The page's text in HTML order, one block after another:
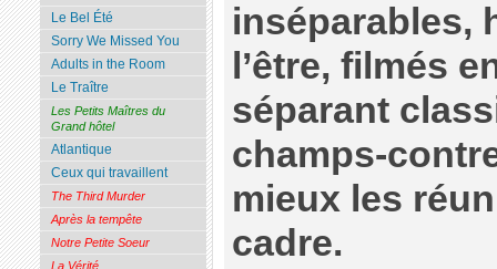
inséparables,
l’être, filmés
séparant
champs-
mieux les
cadre.
Le Bel Été
Sorry We Missed You
Adults in the Room
Le Traître
Les Petits Maîtres du
Grand hôtel
Atlantique
Ceux qui travaillent
The Third Murder
Après la tempête
Notre Petite Soeur
La Vérité